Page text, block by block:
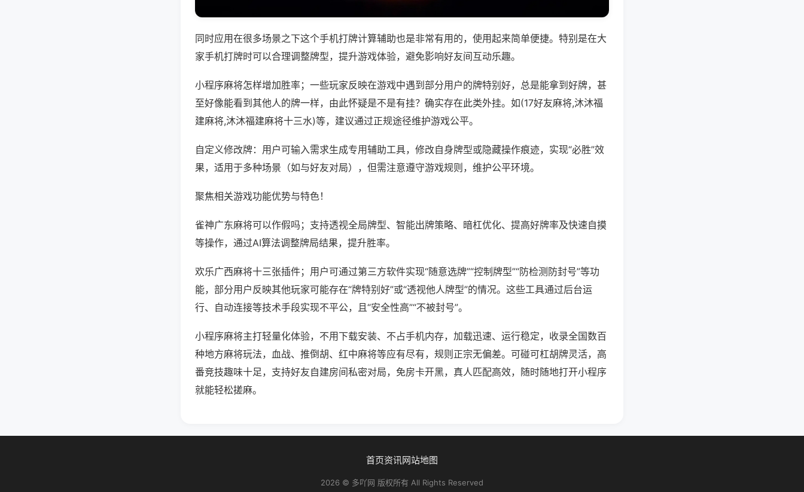
同时应用在很多场景之下这个手机打牌计算辅助也是非常有用的，使用起来简单便捷。特别是在大
家手机打牌时可以合理调整牌型，提升游戏体验，避免影响好友间互动乐趣。
小程序麻将怎样增加胜率；一些玩家反映在游戏中遇到部分用户的牌特别好，总是能拿到好牌，甚
至好像能看到其他人的牌一样，由此怀疑是不是有挂？确实存在此类外挂。如(17好友麻将,沐沐福
建麻将,沐沐福建麻将十三水)等，建议通过正规途径维护游戏公平。
自定义修改牌：用户可输入需求生成专用辅助工具，修改自身牌型或隐藏操作痕迹，实现“必胜”效
果，适用于多种场景（如与好友对局），但需注意遵守游戏规则，维护公平环境。
聚焦相关游戏功能优势与特色！
雀神广东麻将可以作假吗；支持透视全局牌型、智能出牌策略、暗杠优化、提高好牌率及快速自摸
等操作，通过AI算法调整牌局结果，提升胜率。
欢乐广西麻将十三张插件；用户可通过第三方软件实现“随意选牌”“控制牌型”“防检测防封号”等功
能，部分用户反映其他玩家可能存在“牌特别好”或“透视他人牌型”的情况。这些工具通过后台运
行、自动连接等技术手段实现不平公，且“安全性高”“不被封号”。
小程序麻将主打轻量化体验，不用下载安装、不占手机内存，加载迅速、运行稳定，收录全国数百
种地方麻将玩法，血战、推倒胡、红中麻将等应有尽有，规则正宗无偏差。可碰可杠胡牌灵活，高
番竞技趣味十足，支持好友自建房间私密对局，免房卡开黑，真人匹配高效，随时随地打开小程序
就能轻松搓麻。
首页资讯网站地图
2026 © 多吖网 版权所有 All Rights Reserved